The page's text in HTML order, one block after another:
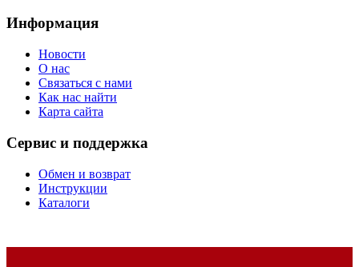
Информация
Новости
О нас
Связаться с нами
Как нас найти
Карта сайта
Сервис и поддержка
Обмен и возврат
Инструкции
Каталоги